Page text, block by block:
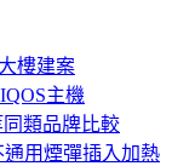
樓建案
主機
類品牌比較
通用煙彈插入加熱